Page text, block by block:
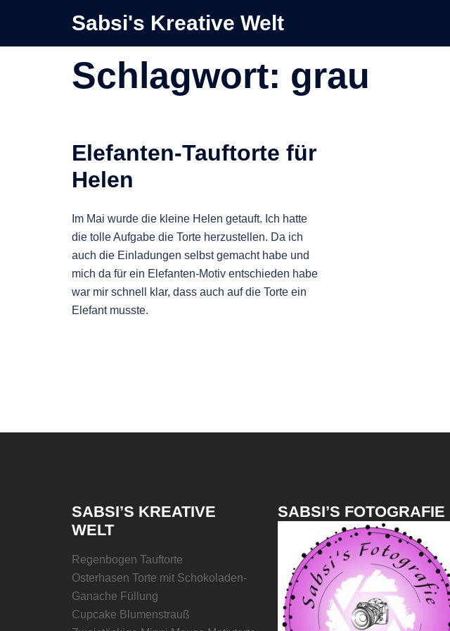
springen
Sabsi's Kreative Welt
Schlagwort: grau
Elefanten-Tauftorte für
Helen
Im Mai wurde die kleine Helen getauft. Ich hatte
die tolle Aufgabe die Torte herzustellen. Da ich
auch die Einladungen selbst gemacht habe und
mich da für ein Elefanten-Motiv entschieden habe
war mir schnell klar, dass auch auf die Torte ein
Elefant musste.
SABSI’S KREATIVE
WELT
Regenbogen Tauftorte
Osterhasen Torte mit Schokoladen-
Ganache Füllung
Cupcake Blumenstrauß
SABSI’S FOTOGRAFIE